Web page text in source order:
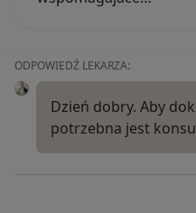
ODPOWIEDŹ LEKARZA:
Dzień dobry. Aby
potrzebna jest